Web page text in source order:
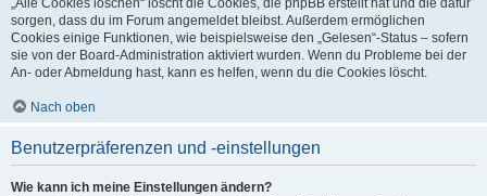
„Alle Cookies löschen“ löscht die Cookies, die phpBB erstellt hat und die dafür
sorgen, dass du im Forum angemeldet bleibst. Außerdem ermöglichen
Cookies einige Funktionen, wie beispielsweise den „Gelesen“-Status – sofern
sie von der Board-Administration aktiviert wurden. Wenn du Probleme bei der
An- oder Abmeldung hast, kann es helfen, wenn du die Cookies löscht.
Nach oben
Benutzerpräferenzen und -einstellungen
Wie kann ich meine Einstellungen ändern?